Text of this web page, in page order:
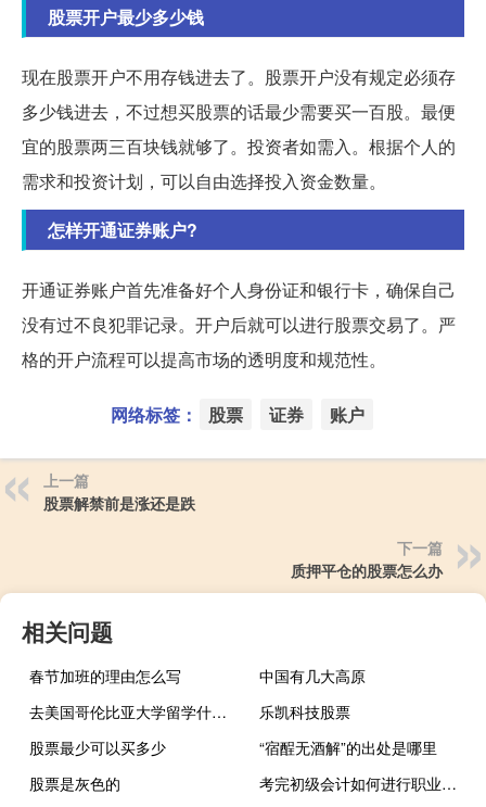
股票开户最少多少钱
现在股票开户不用存钱进去了。股票开户没有规定必须存
多少钱进去，不过想买股票的话最少需要买一百股。最便
宜的股票两三百块钱就够了。投资者如需入。根据个人的
需求和投资计划，可以自由选择投入资金数量。
怎样开通证券账户?
开通证券账户首先准备好个人身份证和银行卡，确保自己
没有过不良犯罪记录。开户后就可以进行股票交易了。严
格的开户流程可以提高市场的透明度和规范性。
网络标签： 股票 证券 账户
上一篇
股票解禁前是涨还是跌
下一篇
质押平仓的股票怎么办
相关问题
春节加班的理由怎么写
中国有几大高原
去美国哥伦比亚大学留学什么专业好
乐凯科技股票
股票最少可以买多少
“宿酲无酒解”的出处是哪里
股票是灰色的
考完初级会计如何进行职业规划